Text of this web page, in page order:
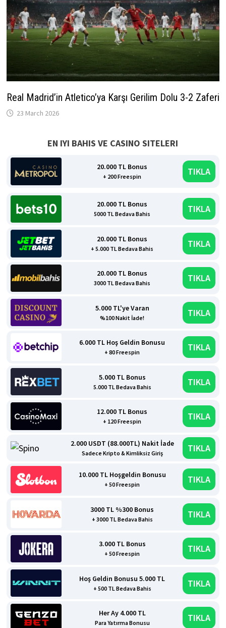
Real Madrid’in Atletico’ya Karşı Gerilim Dolu 3-2 Zaferi
23 March 2026
EN IYI BAHIS VE CASINO SITELERI
20.000 TL Bonus
+ 200 Freespin TIKLA
20.000 TL Bonus
5000 TL Bedava Bahis TIKLA
20.000 TL Bonus
+ 5.000 TL Bedava Bahis TIKLA
20.000 TL Bonus
3000 TL Bedava Bahis TIKLA
5.000 TL'ye Varan
%100 Nakit İade! TIKLA
6.000 TL Hoş Geldin Bonusu
+ 80 Freespin TIKLA
5.000 TL Bonus
5.000 TL Bedava Bahis TIKLA
12.000 TL Bonus
+ 120 Freespin TIKLA
2.000 USDT (88.000TL) Nakit İade
Sadece Kripto & Kimliksiz Giriş TIKLA
10.000 TL Hoşgeldin Bonusu
+ 50 Freespin TIKLA
3000 TL %300 Bonus
+ 3000 TL Bedava Bahis TIKLA
3.000 TL Bonus
+ 50 Freespin TIKLA
Hoş Geldin Bonusu 5.000 TL
+ 500 TL Bedava Bahis TIKLA
Her Ay 4.000 TL
Para Yatırma Bonusu TIKLA